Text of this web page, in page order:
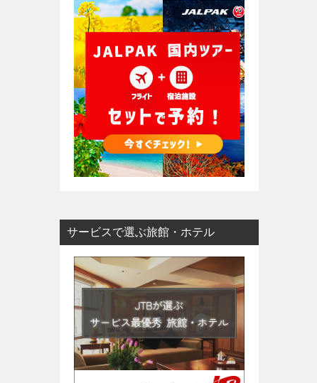
サービスで選ぶ旅館・ホテル